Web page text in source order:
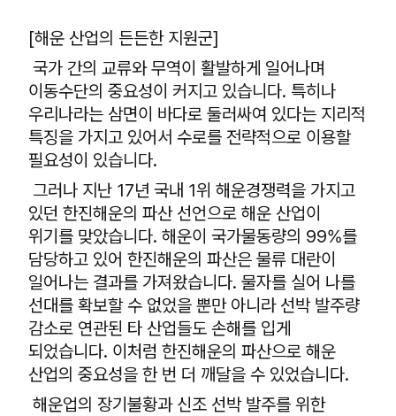
[해운 산업의 든든한 지원군]
국가 간의 교류와 무역이 활발하게 일어나며
이동수단의 중요성이 커지고 있습니다. 특히나
우리나라는 삼면이 바다로 둘러싸여 있다는 지리적
특징을 가지고 있어서 수로를 전략적으로 이용할
필요성이 있습니다.
그러나 지난 17년 국내 1위 해운경쟁력을 가지고
있던 한진해운의 파산 선언으로 해운 산업이
위기를 맞았습니다. 해운이 국가물동량의 99%를
담당하고 있어 한진해운의 파산은 물류 대란이
일어나는 결과를 가져왔습니다. 물자를 실어 나를
선대를 확보할 수 없었을 뿐만 아니라 선박 발주량
감소로 연관된 타 산업들도 손해를 입게
되었습니다. 이처럼 한진해운의 파산으로 해운
산업의 중요성을 한 번 더 깨달을 수 있었습니다.
해운업의 장기불황과 신조 선박 발주를 위한